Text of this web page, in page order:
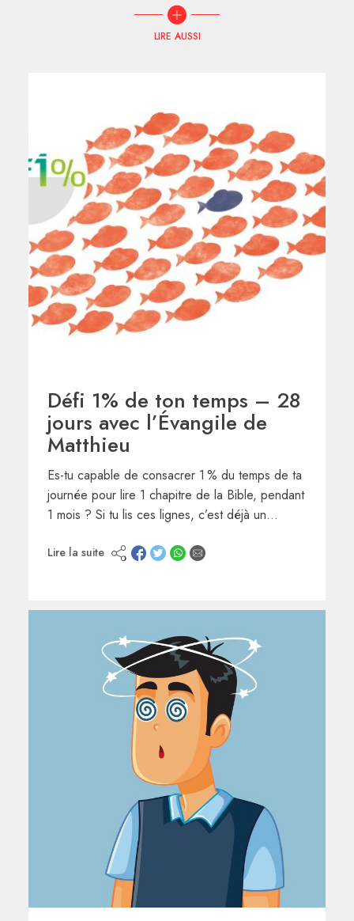
LIRE AUSSI
Défi 1% de ton temps – 28
jours avec l’Évangile de
Matthieu
Es-tu capable de consacrer 1 % du temps de ta
journée pour lire 1 chapitre de la Bible, pendant
1 mois ? Si tu lis ces lignes, c’est déjà un…
Lire la suite